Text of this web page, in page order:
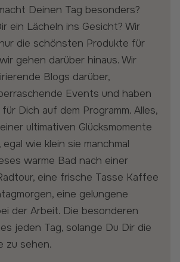
Deinen Tag besonders?
ein Lächeln ins Gesicht? Wir
die schönsten Produkte für
gehen darüber hinaus. Wir
Blogs darüber,
Events und haben
Dich auf dem Programm. Alles,
ultimativen Glücksmomente
wie klein sie manchmal
warme Bad nach einer
eine frische Tasse Kaffee
eine gelungene
der Arbeit. Die besonderen
jeden Tag, solange Du Dir die
zu sehen.